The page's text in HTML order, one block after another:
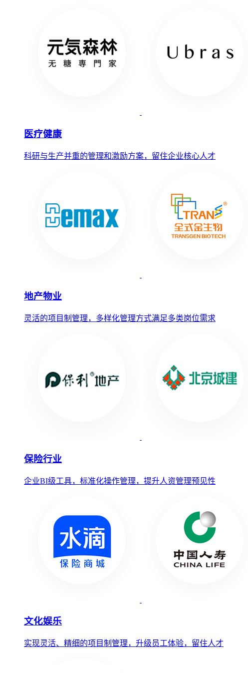
医疗健康
科研与生产并重的管理和激励方案，留住企业核心人才
地产物业
灵活的项目制管理，多样化管理方式满足多类岗位需求
保险行业
企业BI级工具，标准化操作管理，提升人资管理预见性
文化娱乐
实现灵活、精细的项目制管理，升级员工体验，留住人才